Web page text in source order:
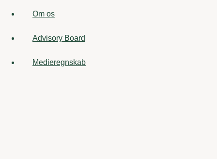
Om os
Advisory Board
Medieregnskab